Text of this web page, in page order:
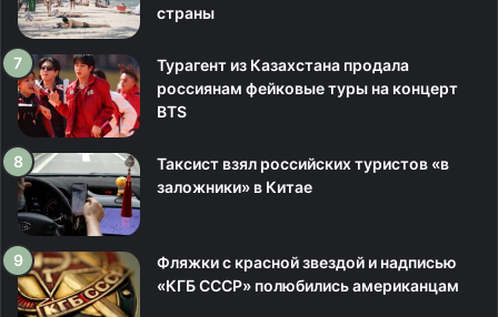
страны
Турагент из Казахстана продала
россиянам фейковые туры на концерт
BTS
Таксист взял российских туристов «в
заложники» в Китае
Фляжки с красной звездой и надписью
«КГБ СССР» полюбились американцам